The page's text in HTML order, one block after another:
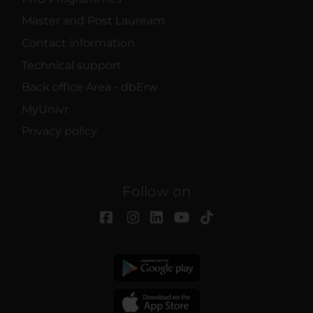
Master and Post Lauream
Contact information
Technical support
Back office Area - dbErw
MyUnivr
Privacy policy
Follow on